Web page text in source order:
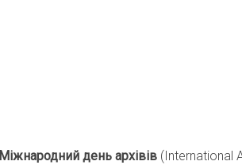
Міжнародний день архівів (International